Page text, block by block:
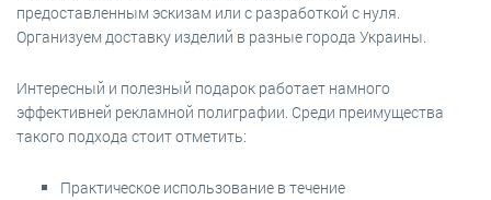
предоставленным эскизам или с разработкой с нуля.
Организуем доставку изделий в разные города Украины.
Интересный и полезный подарок работает намного
эффективней рекламной полиграфии. Среди преимущества
такого подхода стоит отметить:
Практическое использование в течение